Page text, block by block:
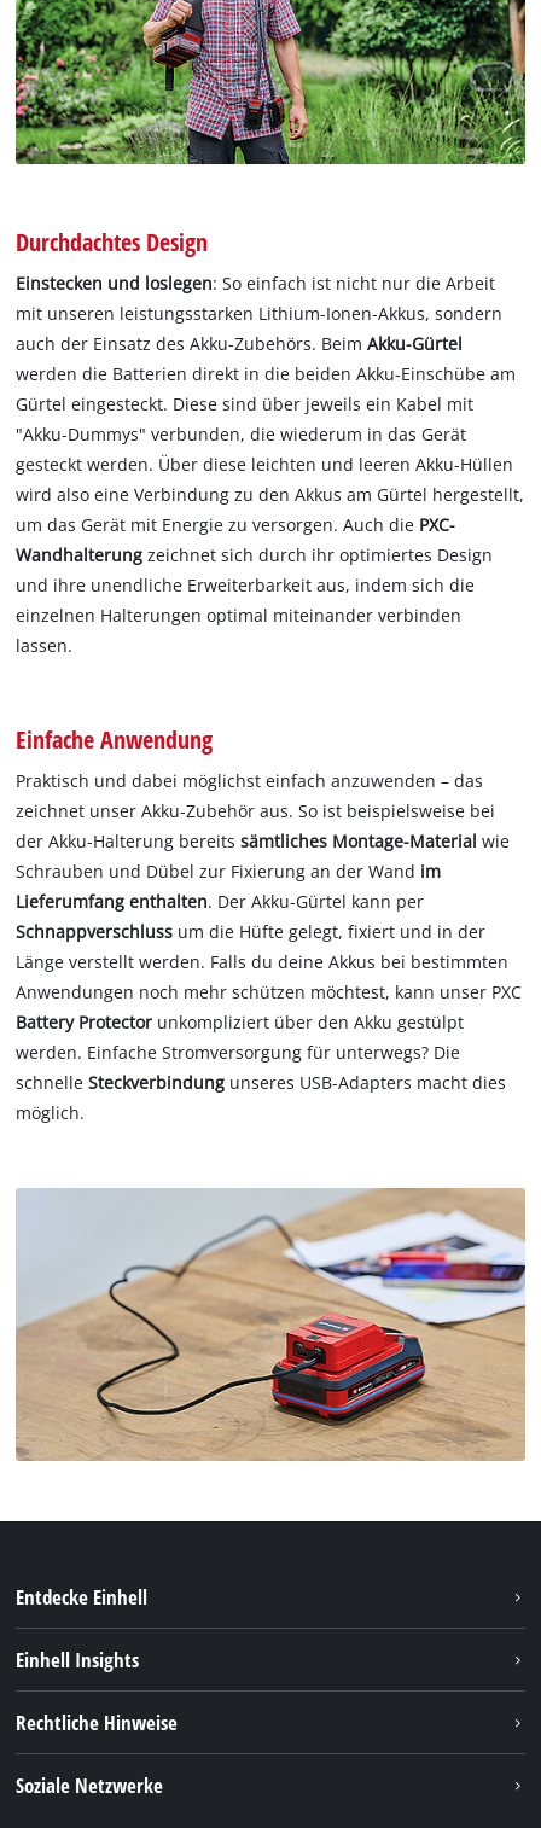
Durchdachtes Design
Einstecken und loslegen: So einfach ist nicht nur die Arbeit
mit unseren leistungsstarken Lithium-Ionen-Akkus, sondern
auch der Einsatz des Akku-Zubehörs. BeimAkku-Gürtel
werden die Batterien direkt in die beiden Akku-Einschübe am
Gürtel eingesteckt. Diese sind über jeweils ein Kabel mit
"Akku-Dummys" verbunden, die wiederum in das Gerät
gesteckt werden. Über diese leichten und leeren Akku-Hüllen
wird also eine Verbindung zu den Akkus am Gürtel hergestellt,
um das Gerät mit Energie zu versorgen. Auch die PXC-
Wandhalterung zeichnet sich durch ihr optimiertes Design
und ihre unendliche Erweiterbarkeit aus, indem sich die
einzelnen Halterungen optimal miteinander verbinden
lassen.
Einfache Anwendung
Praktisch und dabei möglichst einfach anzuwenden – das
zeichnet unser Akku-Zubehör aus. So ist beispielsweise bei
der Akku-Halterung bereitssämtliches Montage-Material wie
Schrauben und Dübel zur Fixierung an der Wand im
Lieferumfang enthalten. Der Akku-Gürtel kann per
Schnappverschluss um die Hüfte gelegt, fixiert und in der
Länge verstellt werden. Falls du deine Akkus bei bestimmten
Anwendungen noch mehr schützen möchtest, kann unser PXC
Battery Protector unkompliziert über den Akku gestülpt
werden. Einfache Stromversorgung für unterwegs? Die
schnelleSteckverbindung unseres USB-Adapters macht dies
möglich.
Entdecke Einhell
Akkusystem
Einhell Insights
Rechtliche Hinweise
Soziale Netzwerke